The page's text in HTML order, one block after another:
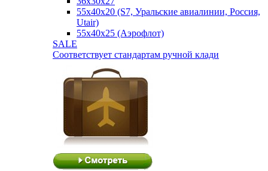
55х40х20 (S7, Уральские авиалинии, Россия,
Utair)
55х40х25 (Аэрофлот)
SALE
Соответствует стандартам ручной клади